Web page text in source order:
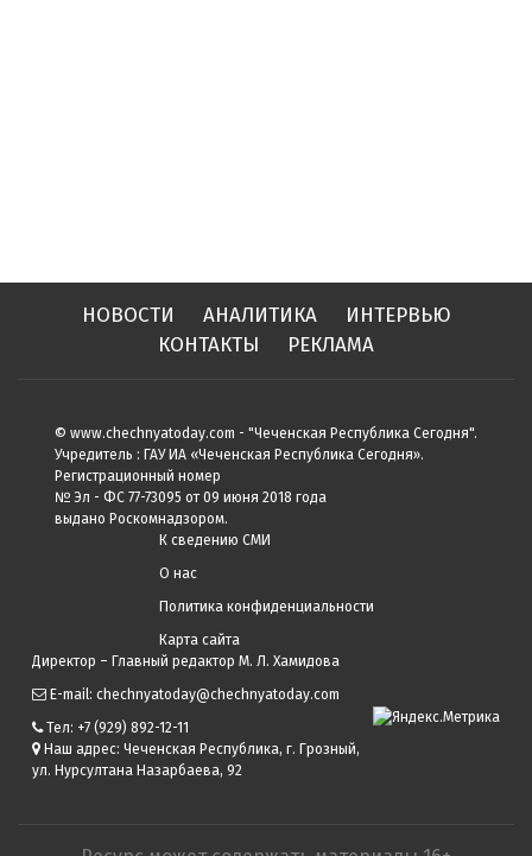
НОВОСТИ АНАЛИТИКА
ИНТЕРВЬЮ
КОНТАКТЫ
РЕКЛАМА
© www.chechnyatoday.com - "Чеченcкая Республика Сегодня".
Учредитель : ГАУ ИА «Чеченская Республика Сегодня».
Регистрационный номер
№ Эл - ФС 77-73095 от 09 июня 2018 года
выдано Роскомнадзором.
К сведению СМИ
О нас
Политика конфиденциальности
Карта сайта
Директор – Главный редактор М. Л. Хамидова
E-mail: chechnyatoday@chechnyatoday.com
Тел: +7 (929) 892-12-11
Наш адрес: Чеченская Республика, г. Грозный,
ул. Нурсултана Назарбаева, 92